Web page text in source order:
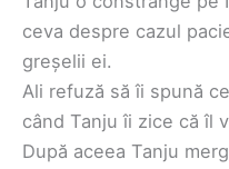
ceva despre cazul
greșelii ei.
Ali refuză să îi spună
când Tanju îi zice că îl
După aceea Tanju